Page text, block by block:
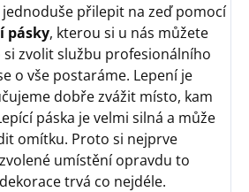
přilepit na zeď pomocí
pásky, kterou si u nás můžete
si zvolit službu profesionálního
o vše postaráme. Lepení je
dobře zvážit místo, kam
páska je velmi silná a může
omítku. Proto si nejprve
umístění opravdu to
trvá co nejdéle.